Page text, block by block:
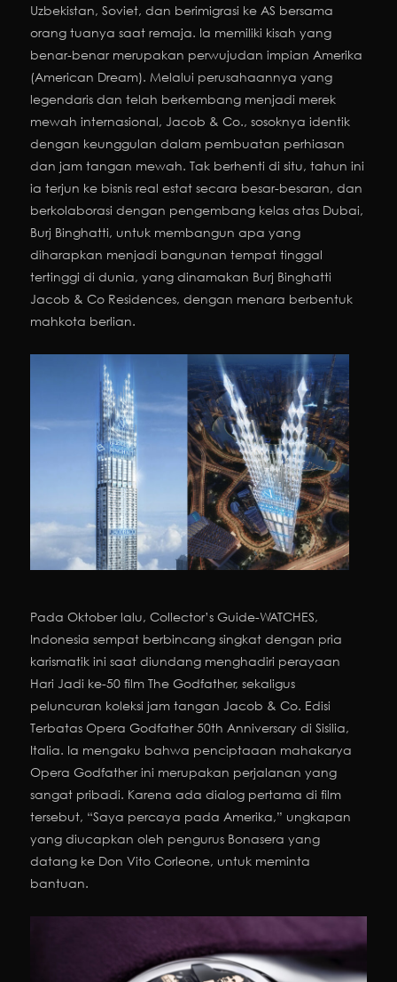
Uzbekistan, Soviet, dan berimigrasi ke AS bersama
orang tuanya saat remaja. Ia memiliki kisah yang
benar-benar merupakan perwujudan impian Amerika
(American Dream). Melalui perusahaannya yang
legendaris dan telah berkembang menjadi merek
mewah internasional, Jacob & Co., sosoknya identik
dengan keunggulan dalam pembuatan perhiasan
dan jam tangan mewah. Tak berhenti di situ, tahun ini
ia terjun ke bisnis real estat secara besar-besaran, dan
berkolaborasi dengan pengembang kelas atas Dubai,
Burj Binghatti, untuk membangun apa yang
diharapkan menjadi bangunan tempat tinggal
tertinggi di dunia, yang dinamakan Burj Binghatti
Jacob & Co Residences, dengan menara berbentuk
mahkota berlian.
Pada Oktober lalu, Collector’s Guide-WATCHES,
Indonesia sempat berbincang singkat dengan pria
karismatik ini saat diundang menghadiri perayaan
Hari Jadi ke-50 film The Godfather, sekaligus
peluncuran koleksi jam tangan Jacob & Co. Edisi
Terbatas Opera Godfather 50th Anniversary di Sisilia,
Italia. Ia mengaku bahwa penciptaaan mahakarya
Opera Godfather ini merupakan perjalanan yang
sangat pribadi. Karena ada dialog pertama di film
tersebut, “Saya percaya pada Amerika,” ungkapan
yang diucapkan oleh pengurus Bonasera yang
datang ke Don Vito Corleone, untuk meminta
bantuan.